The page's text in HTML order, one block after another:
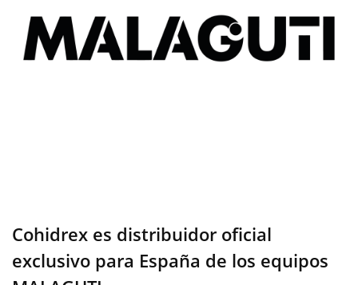
Cohidrex es distribuidor oficial
exclusivo para España de los equipos